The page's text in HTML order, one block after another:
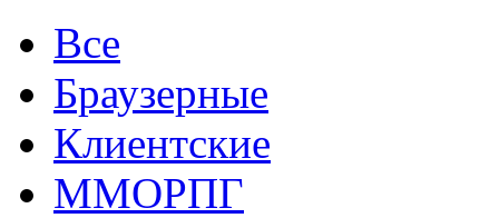
Все
Браузерные
Клиентские
ММОРПГ